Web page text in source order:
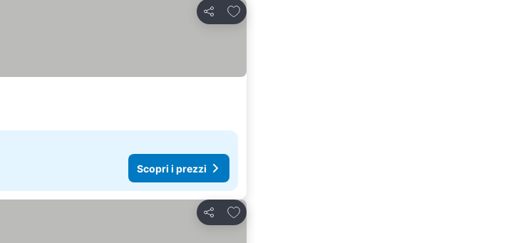
Condividi
Aggiungi ai preferiti
Scopri i prezzi
Condividi
Aggiungi ai preferiti